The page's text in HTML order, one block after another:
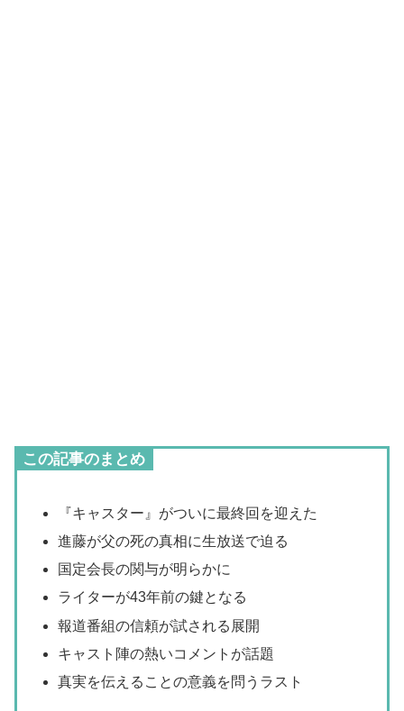
この記事のまとめ
『キャスター』がついに最終回を迎えた
進藤が父の死の真相に生放送で迫る
国定会長の関与が明らかに
ライターが43年前の鍵となる
報道番組の信頼が試される展開
キャスト陣の熱いコメントが話題
真実を伝えることの意義を問うラスト